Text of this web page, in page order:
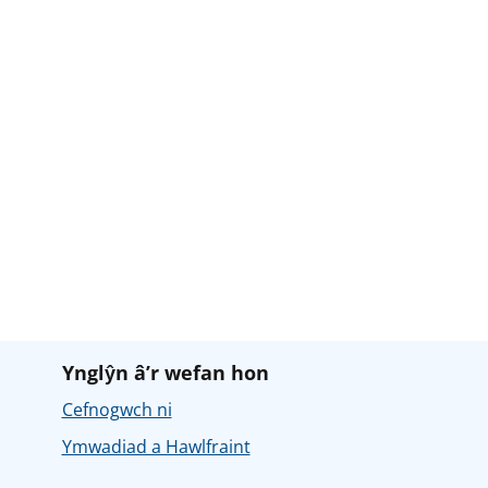
Ynglŷn â’r wefan hon
Cefnogwch ni
Ymwadiad a Hawlfraint